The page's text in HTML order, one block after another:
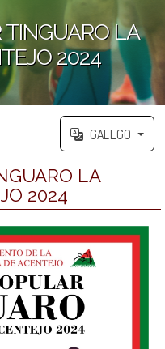
LA
2024
GALEGO
LA
2024